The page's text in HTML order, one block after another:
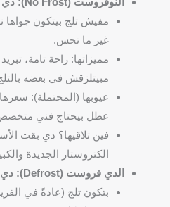
مفيش تلج بيتكون جواها
غير ما تحس.
مميزاتها: راحة تامة،
مبيتلزقش في بعضه
عيوبها (المحتملة):
عطل بيحتاج فني
فين تلاقيها؟ دي بقت
الكتروستار الجديدة والكبيرة (زي
الدي فروست (Defrost): دي التلاجة التقليدية بتاعة زمان.
بتكون تلج (عادةً في